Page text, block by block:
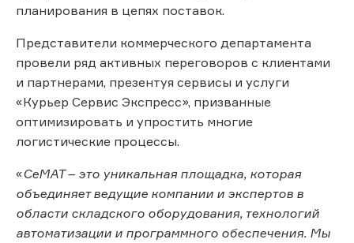
планирования в цепях поставок.
Представители коммерческого департамента
провели ряд активных переговоров с клиентами
и партнерами, презентуя сервисы и услуги
«Курьер Сервис Экспресс», призванные
оптимизировать и упростить многие
логистические процессы.
«СеМАТ – это уникальная площадка, которая
объединяет ведущие компании и экспертов в
области складского оборудования, технологий
автоматизации и программного обеспечения. Мы